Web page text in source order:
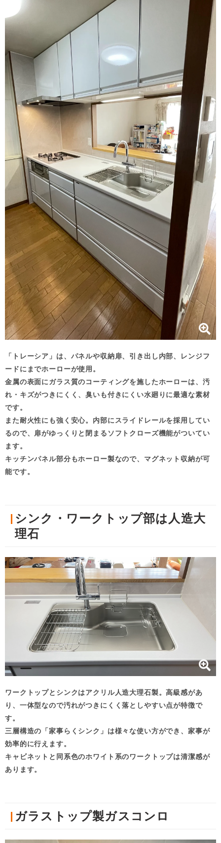
「トレーシア」は、パネルや収納扉、引き出し内部、レンジフ
ードにまでホーローが使用。
金属の表面にガラス質のコーティングを施したホーローは、汚
れ・キズがつきにくく、臭いも付きにくい水廻りに最適な素材
です。
また耐火性にも強く安心。内部にスライドレールを採用してい
るので、扉がゆっくりと閉まるソフトクローズ機能がついてい
ます。
キッチンパネル部分もホーロー製なので、マグネット収納が可
能です。
シンク・ワークトップ部は人造大
理石
ワークトップとシンクはアクリル人造大理石製。高級感があ
り、一体型なので汚れがつきにくく落としやすい点が特徴で
す。
三層構造の「家事らくシンク」は様々な使い方ができ、家事が
効率的に行えます。
キャビネットと同系色のホワイト系のワークトップは清潔感が
あります。
ガラストップ製ガスコンロ